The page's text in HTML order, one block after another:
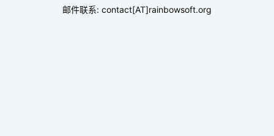
邮件联系: contact[AT]rainbowsoft.org